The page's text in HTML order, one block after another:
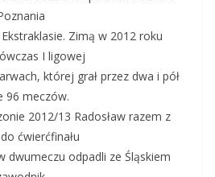
Zimą w 2012 roku
I ligowej
której grał przez dwa i pół
96 meczów.
2012/13 Radosław razem z
ćwierćfinału
dwumeczu odpadli ze Śląskiem